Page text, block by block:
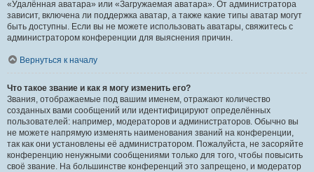
«Удалённая аватара» или «Загружаемая аватара». От администратора
зависит, включена ли поддержка аватар, а также какие типы аватар могут
быть доступны. Если вы не можете использовать аватары, свяжитесь с
администратором конференции для выяснения причин.
Вернуться к началу
Что такое звание и как я могу изменить его?
Звания, отображаемые под вашим именем, отражают количество
созданных вами сообщений или идентифицируют определённых
пользователей: например, модераторов и администраторов. Обычно вы
не можете напрямую изменять наименования званий на конференции,
так как они установлены её администратором. Пожалуйста, не засоряйте
конференцию ненужными сообщениями только для того, чтобы повысить
своё звание. На большинстве конференций это запрещено, и модератор